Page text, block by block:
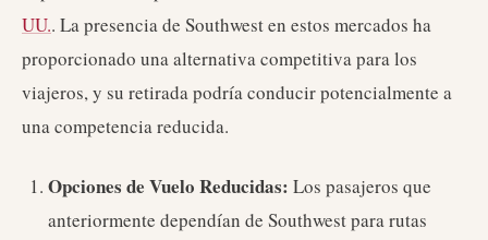
UU.. La presencia de Southwest en estos mercados ha
proporcionado una alternativa competitiva para los
viajeros, y su retirada podría conducir potencialmente a
una competencia reducida.
Opciones de Vuelo Reducidas: Los pasajeros que
anteriormente dependían de Southwest para rutas